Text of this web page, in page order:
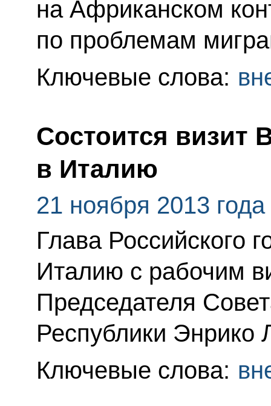
на Африканском
по проблемам
Ключевые слова:
Состоится визит
в Италию
21 ноября 2013 года
Глава Российского
Италию с рабочим
Председателя
Республики Энрико
Ключевые слова: